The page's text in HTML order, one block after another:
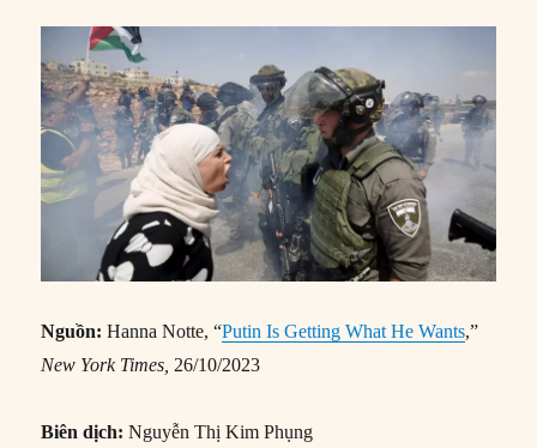
Nguồn: Hanna Notte, “Putin Is Getting What He Wants,”
New York Times, 26/10/2023
Biên dịch: Nguyễn Thị Kim Phụng